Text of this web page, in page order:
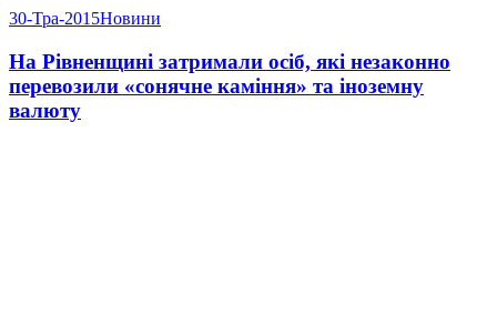
30-Тра-2015Новини
На Рівненщині затримали осіб, які незаконно
перевозили «сонячне каміння» та іноземну
валюту